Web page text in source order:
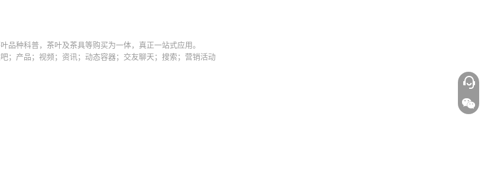
种科普，茶叶及茶具等购买为一体，真正一站式应用。
；产品；视频；资讯；动态容器；交友聊天；搜索；营销活动